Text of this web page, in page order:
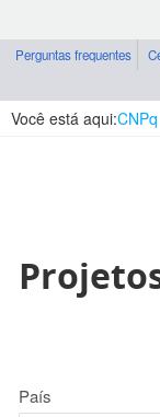
Perguntas frequentes
Você está aqui:CNPq
País